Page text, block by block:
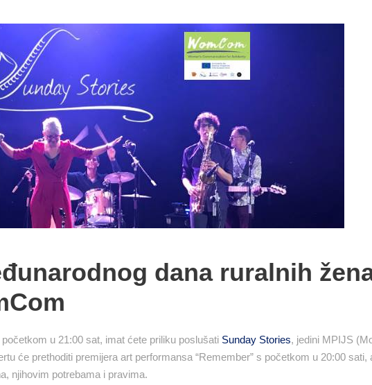
dana ruralnih
u 21:00 sat, imat ćete priliku poslušati Sunday Stories, jedini MPIJS
će prethoditi premijera art performansa “Remember” s početkom u 20:00 sati,
njihovim potrebama i pravima.